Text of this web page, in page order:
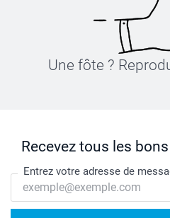
Une fôte ?
Recevez tous les
Entrez votre adresse de